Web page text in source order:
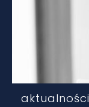
aktualności